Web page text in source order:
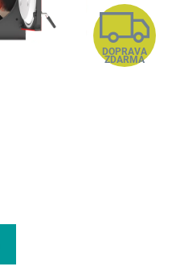
DOPRAVA
ZDARMA